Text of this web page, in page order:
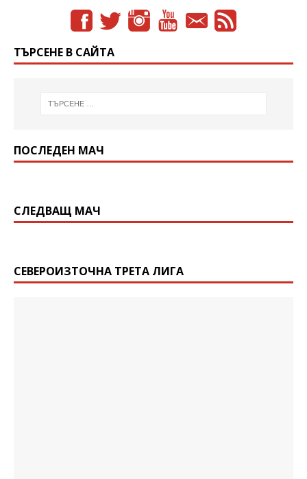
ТЪРСЕНЕ В САЙТА
ПОСЛЕДЕН МАЧ
СЛЕДВАЩ МАЧ
СЕВЕРОИЗТОЧНА ТРЕТА ЛИГА